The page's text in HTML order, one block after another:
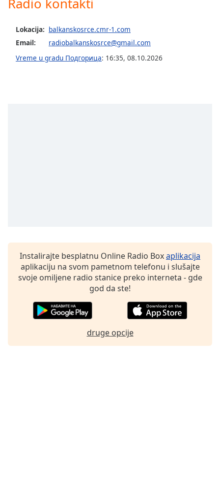
Caption
Background
Reset
Close
Lokacija: balkanskosrce.cmr-1.com
Email:
radiobalkanskosrce@gmail.com
Vreme u gradu Подгорица: 16:35, 08.10.2026
Instalirajte besplatnu Online Radio Boxaplikacija
aplikaciju na svom pametnom telefonu i slušajte
svoje omiljene radio stanice preko interneta - gde
god da ste!
druge opcije